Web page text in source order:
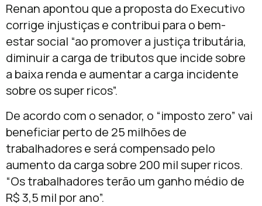
Renan apontou que a proposta do Executivo
corrige injustiças e contribui para o bem-
estar social “ao promover a justiça tributária,
diminuir a carga de tributos que incide sobre
a baixa renda e aumentar a carga incidente
sobre os super ricos”.
De acordo com o senador, o “imposto zero” vai
beneficiar perto de 25 milhões de
trabalhadores e será compensado pelo
aumento da carga sobre 200 mil super ricos.
“Os trabalhadores terão um ganho médio de
R$ 3,5 mil por ano”.